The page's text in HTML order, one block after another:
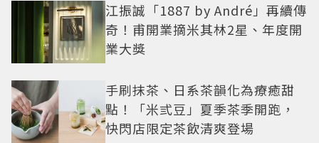
江振誠「1887 by André」再續傳
奇！甫開業摘米其林2星、年度開
業大獎
手刷抹茶、日系茶韻化為療癒甜
點！「米弎豆」夏季茶季開跑，
快閃店限定茶飲清爽登場